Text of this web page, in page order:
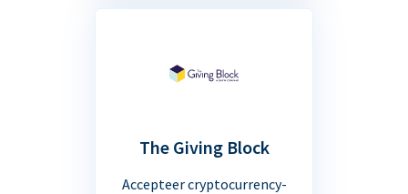
The Giving Block
Accepteer cryptocurrency-